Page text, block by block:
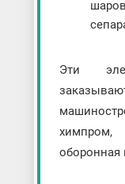
Эти
химпром,